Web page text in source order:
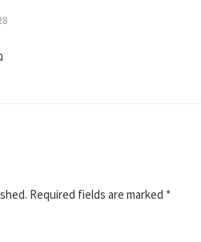
Required fields are marked *